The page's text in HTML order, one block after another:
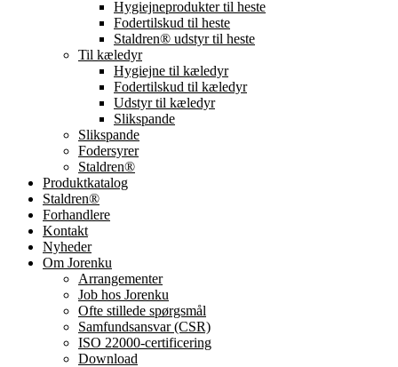
Hygiejneprodukter til heste
Fodertilskud til heste
Staldren® udstyr til heste
Til kæledyr
Hygiejne til kæledyr
Fodertilskud til kæledyr
Udstyr til kæledyr
Slikspande
Slikspande
Fodersyrer
Staldren®
Produktkatalog
Staldren®
Forhandlere
Kontakt
Nyheder
Om Jorenku
Arrangementer
Job hos Jorenku
Ofte stillede spørgsmål
Samfundsansvar (CSR)
ISO 22000-certificering
Download